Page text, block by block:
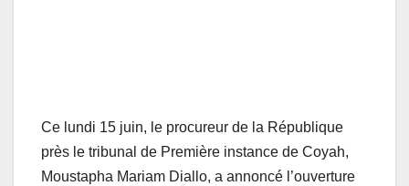
Ce lundi 15 juin, le procureur de la République
près le tribunal de Première instance de Coyah,
Moustapha Mariam Diallo, a annoncé l’ouverture